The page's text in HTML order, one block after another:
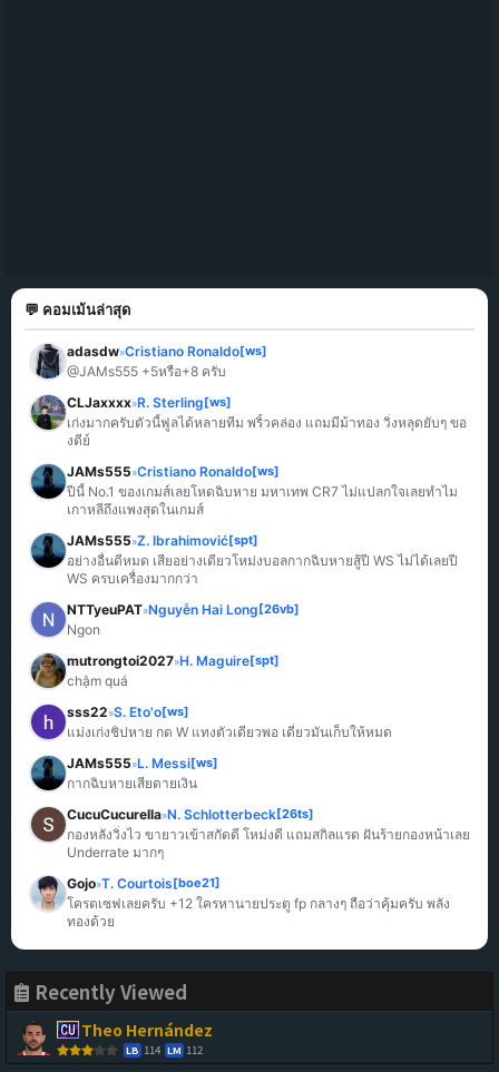
💬 คอมเม้นล่าสุด
adasdw»Cristiano Ronaldo[ws]
@JAMs555 +5หรือ+8 ครับ
CLJaxxxx»R. Sterling[ws]
เก่งมากครับตัวนี้ฟูลได้หลายทีม พริ้วคล่อง แถมมีม้าทอง วิ่งหลุดยับๆ ขอ
งดีย์
JAMs555»Cristiano Ronaldo[ws]
ปีนี้ No.1 ของเกมส์เลยโหดฉิบหาย มหาเทพ CR7 ไม่แปลกใจเลยทำไม
เกาหลีถึงแพงสุดในเกมส์
JAMs555»Z. Ibrahimović[spt]
อย่างอื่นดีหมด เสียอย่างเดียวโหม่งบอลกากฉิบหายสู้ปี WS ไม่ได้เลยปี
WS ครบเครื่องมากกว่า
NTTyeuPAT»Nguyễn Hai Long [26vb]
Ngon
mutrongtoi2027»H. Maguire[spt]
chậm quá
sss22»S. Eto'o[ws]
แม่งเก่งชิปหาย กด W แทงตัวเดียวพอ เดี๋ยวมันเก็บให้หมด
JAMs555»L. Messi[ws]
กากฉิบหายเสียดายเงิน
CucuCucurella»N. Schlotterbeck[26ts]
กองหลังวิ่งไว ขายาวเข้าสกัดดี โหม่งดี แถมสกิลแรด ฝันร้ายกองหน้าเลย
Underrate มากๆ
Gojo»T. Courtois[boe21]
โครตเซฟเลยครับ +12 ใครหานายประตู fp กลางๆ ถือว่าคุ้มครับ พลัง
ทองด้วย
Recently Viewed
Theo Hernández
LB 114 LM 112